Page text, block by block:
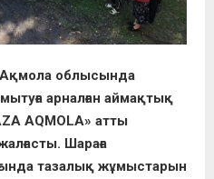
облысында
арналған аймақтық
AQMOLA» атты
Шараға
тазалық жұмыстарын